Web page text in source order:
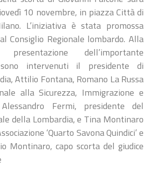
10 novembre, in piazza Città di
L’iniziativa è stata promossa
Consiglio Regionale lombardo. Alla
dell’importante
intervenuti il presidente di
Attilio Fontana, Romano La Russa
alla Sicurezza, Immigrazione e
Fermi, presidente del
della Lombardia, e Tina Montinaro
‘Quarto Savona Quindici’ e
Montinaro, capo scorta del giudice